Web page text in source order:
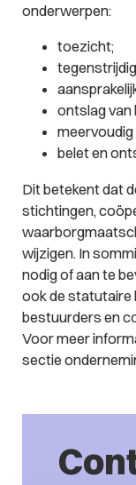
onderwerpen:
toezicht;
ontslag
belet en
Dit betekent dat
stichtingen,
wijzigen. In
nodig of aan te
ook de statutaire
bestuurders en
Voor meer
sectie